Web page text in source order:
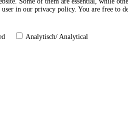
in our privacy policy. You are free to
Analytisch/ Analytical